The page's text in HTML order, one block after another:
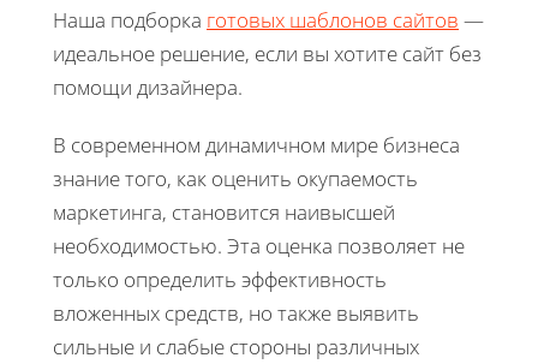
Наша подборка готовых шаблонов сайтов —
идеальное решение, если вы хотите сайт без
помощи дизайнера.
В современном динамичном мире бизнеса
знание того, как оценить окупаемость
маркетинга, становится наивысшей
необходимостью. Эта оценка позволяет не
только определить эффективность
вложенных средств, но также выявить
сильные и слабые стороны различных